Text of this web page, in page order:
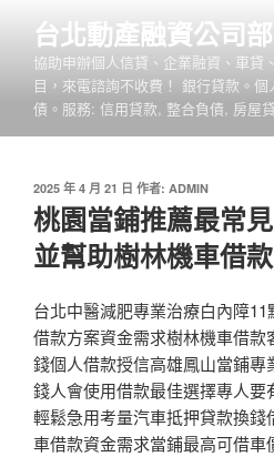
台北動產融資公司
協助申辦個人信貸、企業融資、車貸
目，來電諮詢不收費！ 銀行貸款。
債。服務: 信用貸款, 整合負債, 房屋
發
佈
於
2025 年 4 月 21 日 作者: ADMIN
桃園當鋪推薦最常
並幫助樹林機車借款
台北中醫減肥專業治療白內障
借款方案資金需求樹林機車借
錢個人借款授信高雄鳳山當鋪
錢人會使用借款最佳選擇專人
輕鬆急用考量汽車抵押貸款換
車借款資金需求當鋪最高可借車